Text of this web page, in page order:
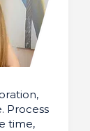
Process
time,